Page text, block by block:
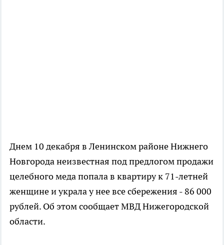
Днем 10 декабря в Ленинском районе Нижнего
Новгорода неизвестная под предлогом продажи
целебного меда попала в квартиру к 71-летней
женщине и украла у нее все сбережения - 86 000
рублей. Об этом сообщает МВД Нижегородской
области.